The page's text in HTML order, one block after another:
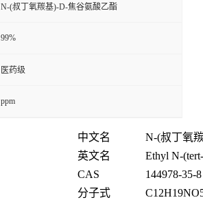
N-(叔丁氧羰基)-D-焦谷氨酸乙酯
99%
医药级
ppm
中文名
N-(叔丁氧
英文名
Ethyl N-
CAS
144978-35-8
分子式
C12H19NO